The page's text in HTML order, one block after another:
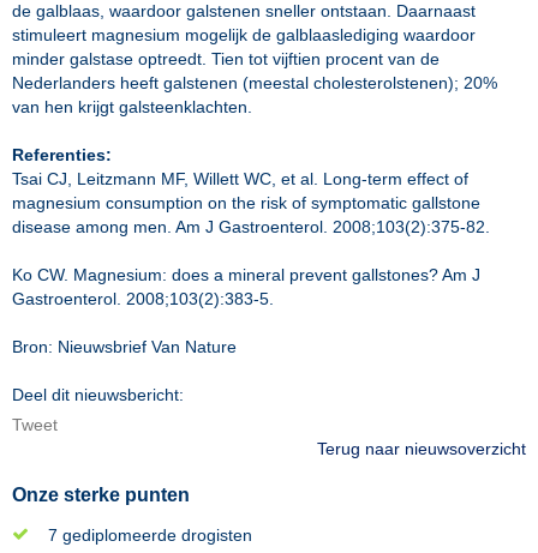
de galblaas, waardoor galstenen sneller ontstaan. Daarnaast
stimuleert magnesium mogelijk de galblaaslediging waardoor
minder galstase optreedt. Tien tot vijftien procent van de
Nederlanders heeft galstenen (meestal cholesterolstenen); 20%
van hen krijgt galsteenklachten.
Referenties:
Tsai CJ, Leitzmann MF, Willett WC, et al. Long-term effect of
magnesium consumption on the risk of symptomatic gallstone
disease among men. Am J Gastroenterol. 2008;103(2):375-82.
Ko CW. Magnesium: does a mineral prevent gallstones? Am J
Gastroenterol. 2008;103(2):383-5.
Bron: Nieuwsbrief Van Nature
Deel dit nieuwsbericht:
Tweet
Terug naar nieuwsoverzicht
Onze sterke punten
7 gediplomeerde drogisten